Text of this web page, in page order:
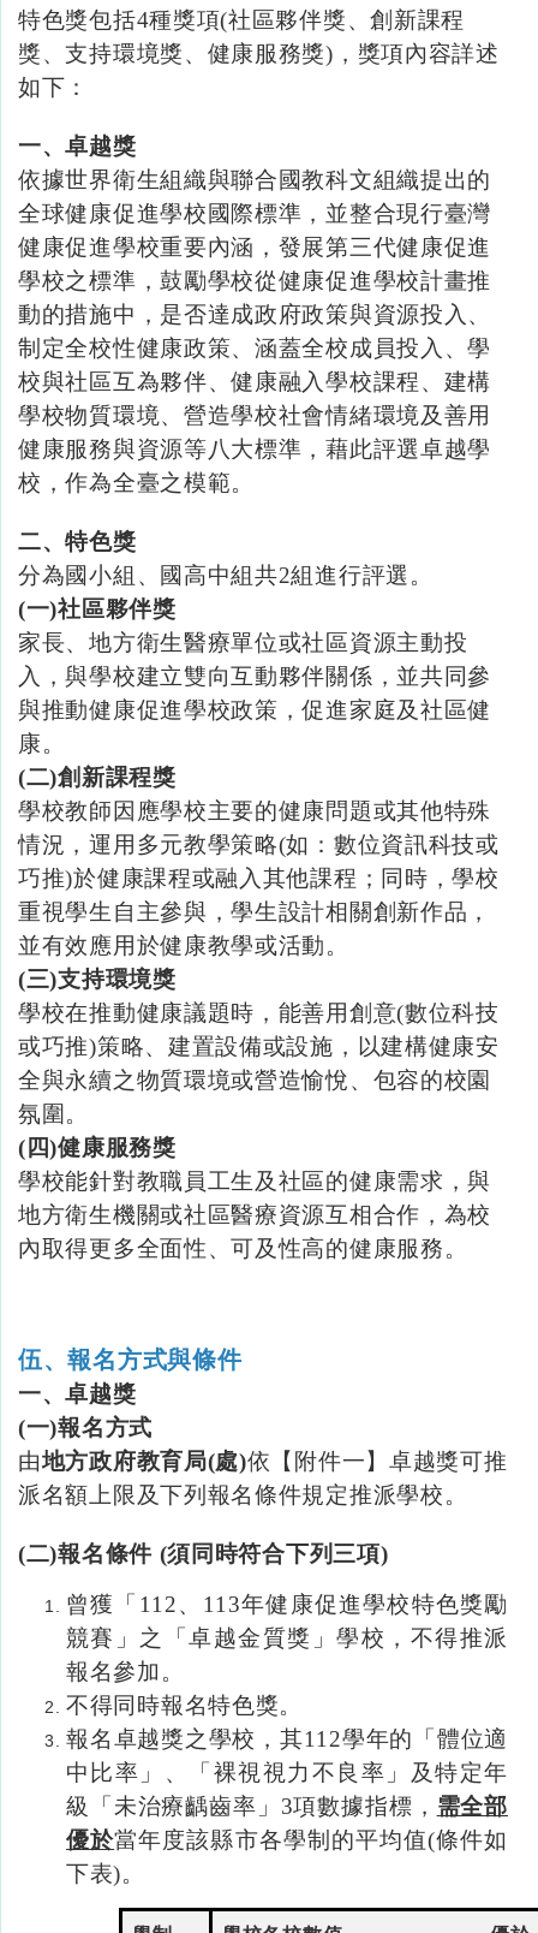
特色獎包括4種獎項(社區夥伴獎、創新課程
獎、支持環境獎、健康服務獎)，獎項內容詳述
如下：
一、卓越獎
依據世界衛生組織與聯合國教科文組織提出的
全球健康促進學校國際標準，並整合現行臺灣
健康促進學校重要內涵，發展第三代健康促進
學校之標準，鼓勵學校從健康促進學校計畫推
動的措施中，是否達成政府政策與資源投入、
制定全校性健康政策、涵蓋全校成員投入、學
校與社區互為夥伴、健康融入學校課程、建構
學校物質環境、營造學校社會情緒環境及善用
健康服務與資源等八大標準，藉此評選卓越學
校，作為全臺之模範。
二、特色獎
分為國小組、國高中組共2組進行評選。
(一)社區夥伴獎
家長、地方衛生醫療單位或社區資源主動投
入，與學校建立雙向互動夥伴關係，並共同參
與推動健康促進學校政策，促進家庭及社區健
康。
(二)創新課程獎
學校教師因應學校主要的健康問題或其他特殊
情況，運用多元教學策略(如：數位資訊科技或
巧推)於健康課程或融入其他課程；同時，學校
重視學生自主參與，學生設計相關創新作品，
並有效應用於健康教學或活動。
(三)支持環境獎
學校在推動健康議題時，能善用創意(數位科技
或巧推)策略、建置設備或設施，以建構健康安
全與永續之物質環境或營造愉悅、包容的校園
氛圍。
(四)健康服務獎
學校能針對教職員工生及社區的健康需求，與
地方衛生機關或社區醫療資源互相合作，為校
內取得更多全面性、可及性高的健康服務。
伍、報名方式與條件
一、卓越獎
(一)報名方式
由地方政府教育局(處)依【附件一】卓越獎可推
派名額上限及下列報名條件規定推派學校。
(二)報名條件 (須同時符合下列三項)
曾獲「112、 113年健康促進學校特色獎勵
競賽」之「卓越金質獎」學校，不得推派
報名參加。
不得同時報名特色獎。
報名卓越獎之學校，其112學年的「體位適
中比率」、「裸視視力不良率」及特定年
級「未治療齲齒率」 3項數據指標， 需全部
優於當年度該縣市各學制的平均值(條件如
下表)。